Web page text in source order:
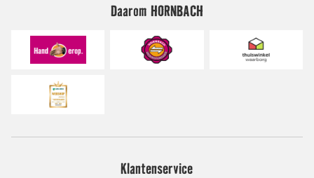
Daarom HORNBACH
Klantenservice